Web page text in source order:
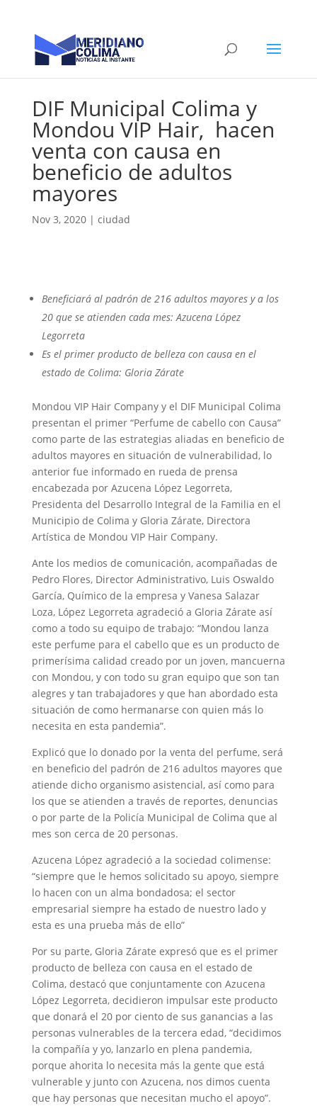
DIF Municipal Colima y
Mondou VIP Hair, hacen
venta con causa en
beneficio de adultos
mayores
Nov 3, 2020| ciudad
Beneficiará al padrón de 216 adultos mayores y a los
20 que se atienden cada mes: Azucena López
Legorreta
Es el primer producto de belleza con causa en el
estado de Colima: Gloria Zárate
Mondou VIP Hair Company y el DIF Municipal Colima
presentan el primer “Perfume de cabello con Causa”
como parte de las estrategias aliadas en beneficio de
adultos mayores en situación de vulnerabilidad, lo
anterior fue informado en rueda de prensa
encabezada por Azucena López Legorreta,
Presidenta del Desarrollo Integral de la Familia en el
Municipio de Colima y Gloria Zárate, Directora
Artística de Mondou VIP Hair Company.
Ante los medios de comunicación, acompañadas de
Pedro Flores, Director Administrativo, Luis Oswaldo
García, Químico de la empresa y Vanesa Salazar
Loza, López Legorreta agradeció a Gloria Zárate así
como a todo su equipo de trabajo: “Mondou lanza
este perfume para el cabello que es un producto de
primerísima calidad creado por un joven, mancuerna
con Mondou, y con todo su gran equipo que son tan
alegres y tan trabajadores y que han abordado esta
situación de como hermanarse con quien más lo
necesita en esta pandemia”.
Explicó que lo donado por la venta del perfume, será
en beneficio del padrón de 216 adultos mayores que
atiende dicho organismo asistencial, así como para
los que se atienden a través de reportes, denuncias
o por parte de la Policía Municipal de Colima que al
mes son cerca de 20 personas.
Azucena López agradeció a la sociedad colimense:
“siempre que le hemos solicitado su apoyo, siempre
lo hacen con un alma bondadosa; el sector
empresarial siempre ha estado de nuestro lado y
esta es una prueba más de ello”
Por su parte, Gloria Zárate expresó que es el primer
producto de belleza con causa en el estado de
Colima, destacó que conjuntamente con Azucena
López Legorreta, decidieron impulsar este producto
que donará el 20 por ciento de sus ganancias a las
personas vulnerables de la tercera edad, “decidimos
la compañía y yo, lanzarlo en plena pandemia,
porque ahorita lo necesita más la gente que está
vulnerable y junto con Azucena, nos dimos cuenta
que hay personas que necesitan mucho el apoyo”.